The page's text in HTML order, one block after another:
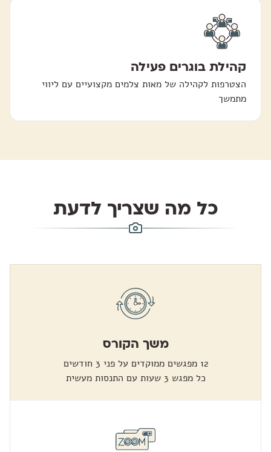
קהילת בוגרים פעילה
הצטרפות לקהילה של מאות צלמים מקצועיים עם ליווי
מתמשך
כל מה שצריך לדעת
משך הקורס
כל מפגש 3 שעות עם התנסות מעשית